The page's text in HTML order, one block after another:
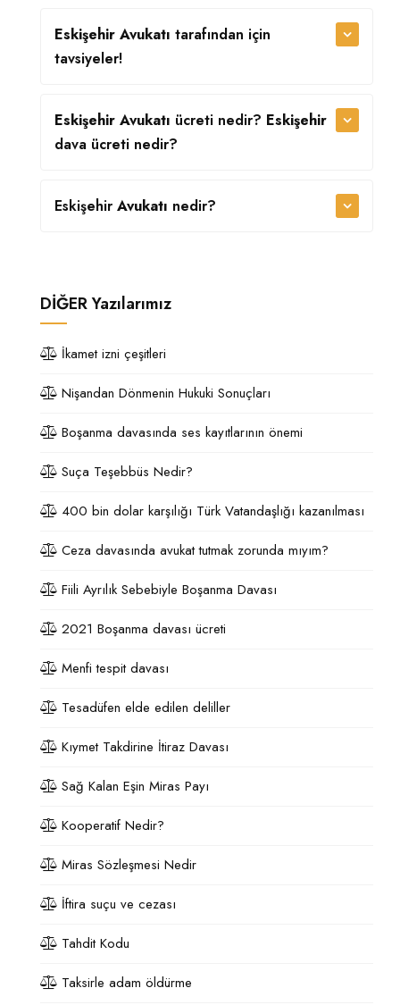
Eskişehir Avukatı tarafından için
tavsiyeler!
Eskişehir Avukatı ücreti nedir? Eskişehir
dava ücreti nedir?
Eskişehir Avukatı nedir?
DİĞERYazılarımız
İkamet izni çeşitleri
Nişandan Dönmenin Hukuki Sonuçları
Boşanma davasında ses kayıtlarının önemi
Suça Teşebbüs Nedir?
400 bin dolar karşılığı Türk Vatandaşlığı kazanılması
Ceza davasında avukat tutmak zorunda mıyım?
Fiili Ayrılık Sebebiyle Boşanma Davası
2021 Boşanma davası ücreti
Menfi tespit davası
Tesadüfen elde edilen deliller
Kıymet Takdirine İtiraz Davası
Sağ Kalan Eşin Miras Payı
Kooperatif Nedir?
Miras Sözleşmesi Nedir
İftira suçu ve cezası
Tahdit Kodu
Taksirle adam öldürme